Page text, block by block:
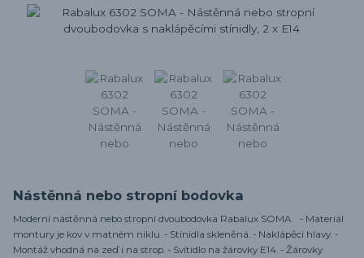
Nástěnná nebo stropní bodovka
Moderní nástěnná nebo stropní dvoubodovka Rabalux SOMA. - Materiál
montury je kov v matném niklu. - Stínidla skleněná. - Naklápěcí hlavy. -
Montáž vhodná na zeď i na strop. - Svítidlo na žárovky E14. - Žárovky